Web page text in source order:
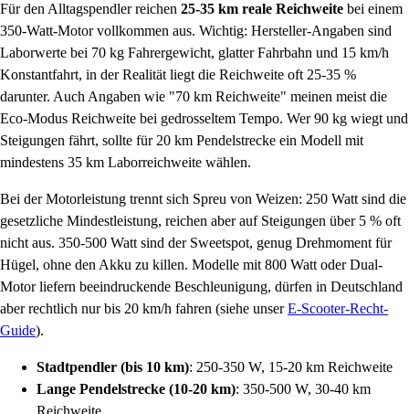
Für den Alltagspendler reichen 25-35 km reale Reichweite bei einem
350-Watt-Motor vollkommen aus. Wichtig: Hersteller-Angaben sind
Laborwerte bei 70 kg Fahrergewicht, glatter Fahrbahn und 15 km/h
Konstantfahrt, in der Realität liegt die Reichweite oft 25-35 %
darunter. Auch Angaben wie "70 km Reichweite" meinen meist die
Eco-Modus Reichweite bei gedrosseltem Tempo. Wer 90 kg wiegt und
Steigungen fährt, sollte für 20 km Pendelstrecke ein Modell mit
mindestens 35 km Laborreichweite wählen.
Bei der Motorleistung trennt sich Spreu von Weizen: 250 Watt sind die
gesetzliche Mindestleistung, reichen aber auf Steigungen über 5 % oft
nicht aus. 350-500 Watt sind der Sweetspot, genug Drehmoment für
Hügel, ohne den Akku zu killen. Modelle mit 800 Watt oder Dual-
Motor liefern beeindruckende Beschleunigung, dürfen in Deutschland
aber rechtlich nur bis 20 km/h fahren (siehe unserE-Scooter-Recht-
Guide).
Stadtpendler (bis 10 km): 250-350 W, 15-20 km Reichweite
Lange Pendelstrecke (10-20 km): 350-500 W, 30-40 km